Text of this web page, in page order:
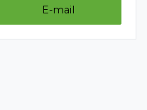
E-mail